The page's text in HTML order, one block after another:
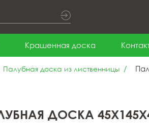
Крашенная доска
Палубная доска из лиственницы
ДОСКА